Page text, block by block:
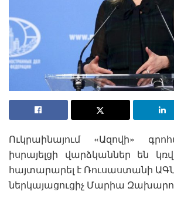
Ուկրաինայում «Ազովի»
իսրայելցի վարձկաններ են
հայտարարել է Ռուսաստանի
ներկայացուցիչ Մարիա